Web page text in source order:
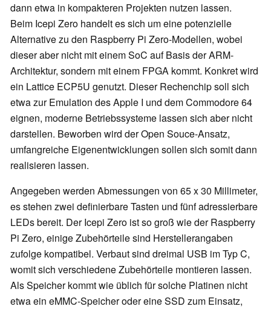
dann etwa in kompakteren Projekten nutzen lassen.
Beim Icepi Zero handelt es sich um eine potenzielle
Alternative zu den Raspberry Pi Zero-Modellen, wobei
dieser aber nicht mit einem SoC auf Basis der ARM-
Architektur, sondern mit einem FPGA kommt. Konkret wird
ein Lattice ECP5U genutzt. Dieser Rechenchip soll sich
etwa zur Emulation des Apple I und dem Commodore 64
eignen, moderne Betriebssysteme lassen sich aber nicht
darstellen. Beworben wird der Open Souce-Ansatz,
umfangreiche Eigenentwicklungen sollen sich somit dann
realisieren lassen.
Angegeben werden Abmessungen von 65 x 30 Millimeter,
es stehen zwei definierbare Tasten und fünf adressierbare
LEDs bereit. Der Icepi Zero ist so groß wie der Raspberry
Pi Zero, einige Zubehörteile sind Herstellerangaben
zufolge kompatibel. Verbaut sind dreimal USB im Typ C,
womit sich verschiedene Zubehörteile montieren lassen.
Als Speicher kommt wie üblich für solche Platinen nicht
etwa ein eMMC-Speicher oder eine SSD zum Einsatz,